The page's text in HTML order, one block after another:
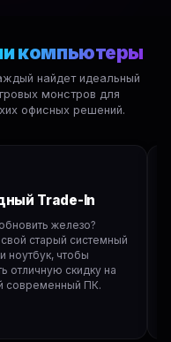
компьютеры
найдет идеальный
монстров для
офисных решений.
Trade-In
железо?
старый системный
ноутбук, чтобы
отличную скидку на
современный ПК.